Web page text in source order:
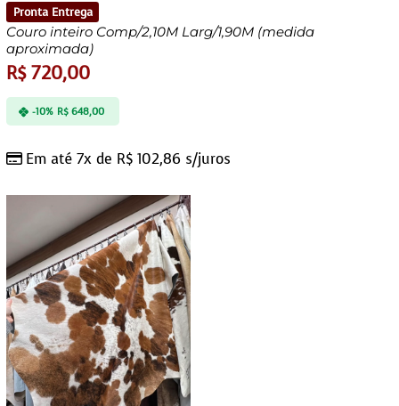
Pronta Entrega
Couro inteiro Comp/2,10M Larg/1,90M (medida
aproximada)
R$720,00
Em até 7x de R$ 102,86 s/juros
-10% R$648,00